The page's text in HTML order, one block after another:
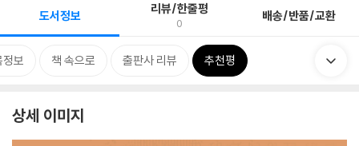
도서정보 리뷰/한줄평
0 배송/반품/교환
정보 책 속으로 출판사 리뷰 추천평
상세 이미지